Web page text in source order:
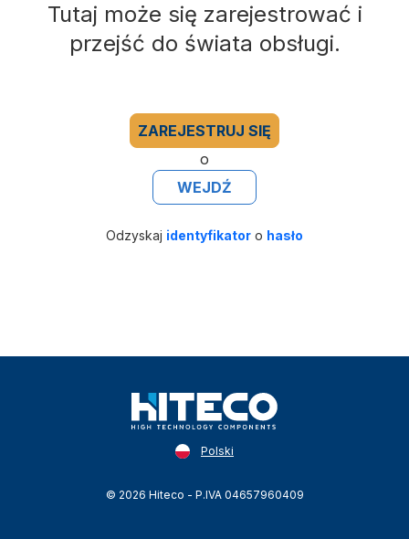
Tutaj może się zarejestrować i
przejść do świata obsługi.
ZAREJESTRUJ SIĘ
o
WEJDŹ
Odzyskaj identyfikator o hasło
Polski
© 2026 Hiteco - P.IVA 04657960409